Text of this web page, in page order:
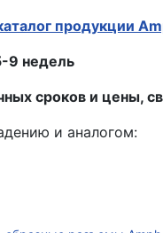
продукции
9 недель
сроков и цены,
и аналогом: